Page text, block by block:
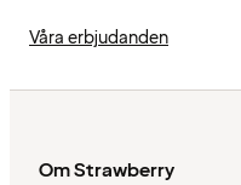
Våra erbjudanden
Om Strawberry